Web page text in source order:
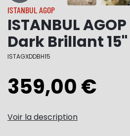
ISTANBUL AGOP
ISTANBUL
Dark Brillant
ISTAGXDDBH15
359,00 €
Voir la description